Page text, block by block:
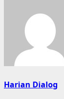
Harian Dialog